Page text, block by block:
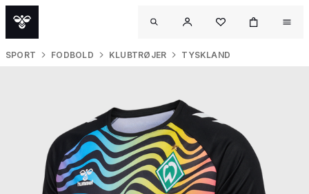
SPORT FODBOLD KLUBTRØJER TYSKLAND